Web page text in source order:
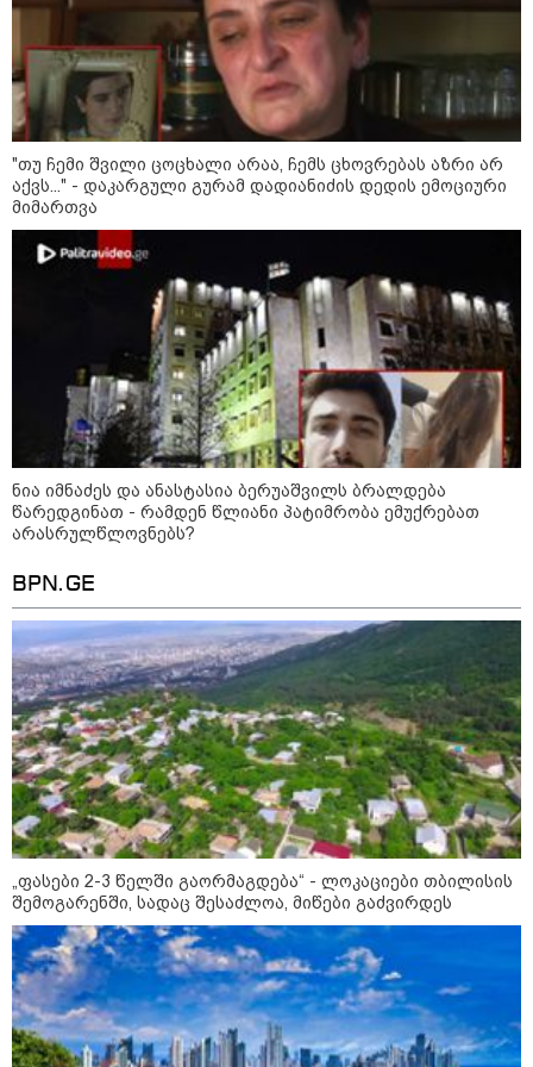
ნია იმნაძეს და ანასტასია
ბერუაშვილს ბრალდება
წარედგინათ - რამდენ წლიანი
პატიმრობა ემუქრებათ
არასრულწლოვნებს?
რა გახდა “სამგორის” მეტროში
მიზეზი - ცნობილია ექსპერტიზის
Faceამბები
10:58 / 06-08-2026
"დადგება დრო და თქვენი დღევანდელი
"პოსტაობა" საკუთარ თავთან
შეგარცხვენთ... თქვენი შეცდომა არის
დანაშაულის ტოლფასი" - ეკა კუპატაძე
ნანუკა ჟორჟოლიანს
09:33 / 05-08-2026
"თუ ჩემი შვილი ცოცხალი არაა, ჩემს ცხოვრებას აზრი არ
აქვს..." - დაკარგული გურამ დადიანიძის დედის ემოციური
მიმართვა
ნია იმნაძეს და ანასტასია ბერუაშვილს ბრალდება
წარედგინათ - რამდენ წლიანი პატიმრობა ემუქრებათ
არასრულწლოვნებს?
BPN.GE
„ფასები 2-3 წელში გაორმაგდება“ - ლოკაციები თბილისის
შემოგარენში, სადაც შესაძლოა, მიწები გაძვირდეს